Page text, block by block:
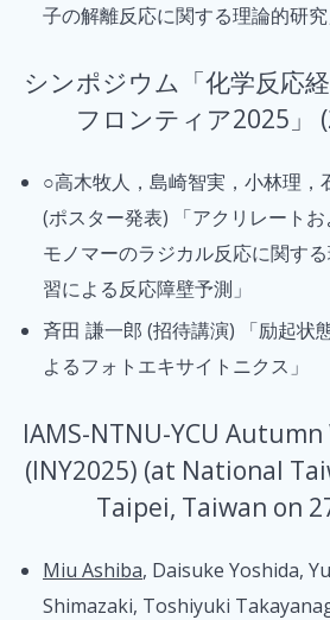
子の解離反応に関する理論的研究
シンポジウム「化学反応
フロンティア2025」
○高木牧人，島崎智実，小林理，
(ポスター発表) 「アクリレート
モノマーのラジカル反応に関す
習による反応障壁予測」
斉田 謙一郎 (招待講演) 「励起状
よるフォトエキサイトニクス」
IAMS-NTNU-YCU
(INY2025) (at National
Taipei, Taiwan on
Miu Ashiba, Daisuke Yoshida,
Shimazaki, Toshiyuki